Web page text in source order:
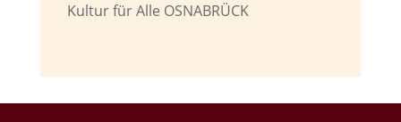
Kultur für Alle OSNABRÜCK